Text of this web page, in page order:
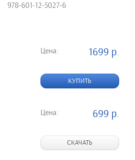
978-601-12-5027-6
Цена: 1699 р.
КУПИТЬ
Цена: 699 р.
СКАЧАТЬ